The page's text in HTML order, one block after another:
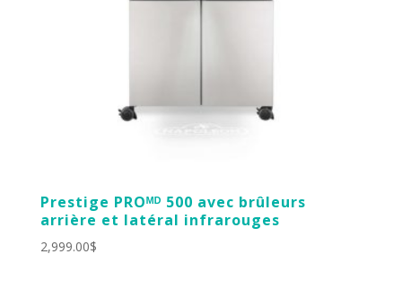
Prestige PROᴹᴰ 500 avec brûleurs
arrière et latéral infrarouges
2,999.00$